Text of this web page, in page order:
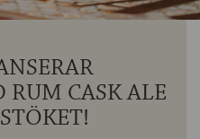
RUM CASK ALE